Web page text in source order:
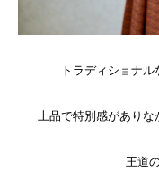
トラディショナル
上品で特別感がありな
王道